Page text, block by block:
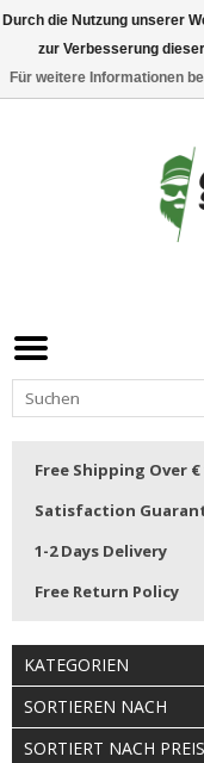
Free Shipping Over €
Satisfaction
1-2 Days Delivery
Free Return Policy
KATEGORIEN
SORTIEREN NACH
SORTIERT NACH PREIS
Durch die Nutzung unserer
zur Verbesserung
Für weitere Informationen